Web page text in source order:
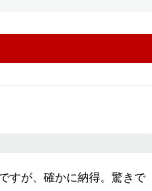
すが、確かに納得。驚きで